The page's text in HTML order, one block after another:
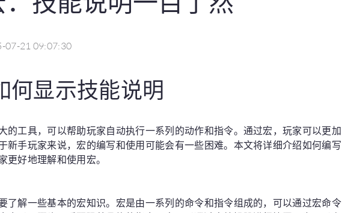
07-21 09:07:30
何显示技能说明
的工具，可以帮助玩家自动执行一系列的动作和指令。通过宏，玩家可以更加
新手玩家来说，宏的编写和使用可能会有一些困难。本文将详细介绍如何编写
更好地理解和使用宏。
了解一些基本的宏知识。宏是由一系列的命令和指令组成的，可以通过宏命令